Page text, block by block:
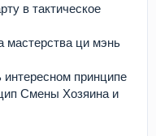
в тактическое
мастерства ци мэнь
принципе
Смены Хозяина и